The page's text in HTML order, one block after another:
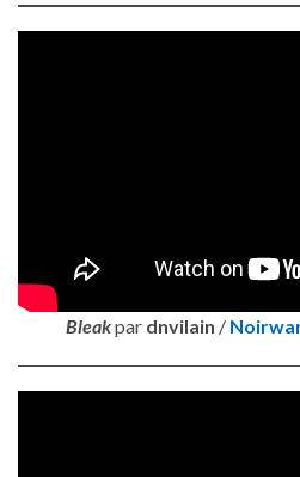
Bleakpar dnvilain /